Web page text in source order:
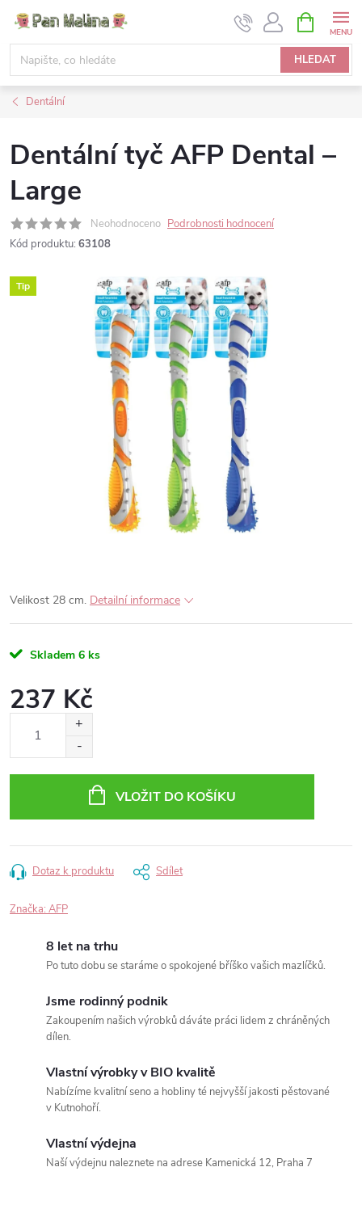
Přejít
obsah
HLEDAT
NÁKUPNÍ
KOŠÍK
Dentální
Dentální tyč AFP Dental –
Large
Neohodnoceno Podrobnosti hodnocení
Kód produktu: 63108
Tip
Velikost 28 cm. Detailní informace
Skladem 6 ks
237 Kč
VLOŽIT DO KOŠÍKU
Dotaz k produktu Sdílet
Značka: AFP
8 let na trhu
Po tuto dobu se staráme o spokojené bříško vašich mazlíčků.
Jsme rodinný podnik
Zakoupením našich výrobků dáváte práci lidem z chráněných
dílen.
Vlastní výrobky v BIO kvalitě
Nabízíme kvalitní seno a hobliny té nejvyšší jakosti pěstované
v Kutnohoří.
Vlastní výdejna
Naší výdejnu naleznete na adrese Kamenická 12, Praha 7